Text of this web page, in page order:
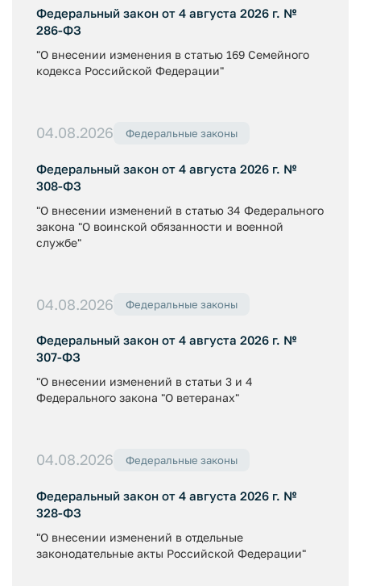
Федеральный закон от 4 августа 2026 г. №
286-ФЗ
"О внесении изменения в статью 169 Семейного
кодекса Российской Федерации"
04.08.2026 Федеральные законы
Федеральный закон от 4 августа 2026 г. №
308-ФЗ
"О внесении изменений в статью 34 Федерального
закона "О воинской обязанности и военной
службе"
04.08.2026 Федеральные законы
Федеральный закон от 4 августа 2026 г. №
307-ФЗ
"О внесении изменений в статьи 3 и 4
Федерального закона "О ветеранах"
04.08.2026 Федеральные законы
Федеральный закон от 4 августа 2026 г. №
328-ФЗ
"О внесении изменений в отдельные
законодательные акты Российской Федерации"